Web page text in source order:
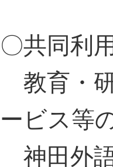
〇共同利
教育・
ービス等
神田外